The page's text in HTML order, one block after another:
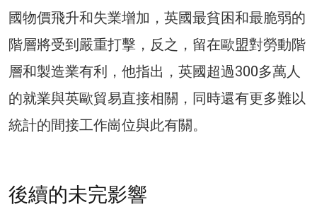
國物價飛升和失業增加，英國最貧困和最脆弱的
階層將受到嚴重打擊，反之，留在歐盟對勞動階
層和製造業有利，他指出，英國超過300多萬人
的就業與英歐貿易直接相關，同時還有更多難以
統計的間接工作崗位與此有關。
後續的未完影響